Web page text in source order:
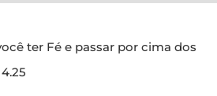
ter Fé e passar por cima dos